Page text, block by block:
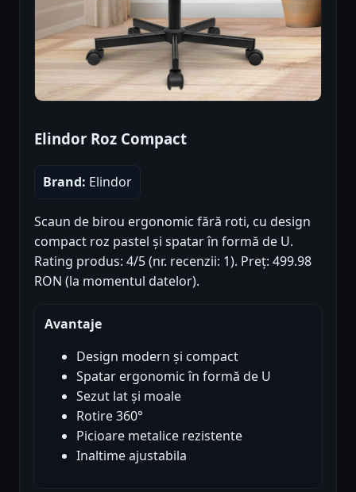
Elindor Roz Compact
Brand: Elindor
Scaun de birou ergonomic fără roti, cu design
compact roz pastel și spatar în formă de U.
Rating produs: 4/5 (nr. recenzii: 1). Preț: 499.98
RON (la momentul datelor).
Avantaje
Design modern și compact
Spatar ergonomic în formă de U
Sezut lat și moale
Rotire 360°
Picioare metalice rezistente
Inaltime ajustabila